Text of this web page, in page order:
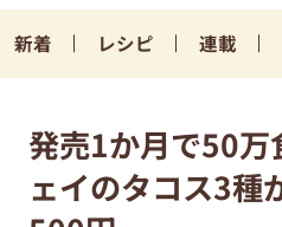
新着 レシピ 連載
発売1か月で50万
ェイのタコス3種